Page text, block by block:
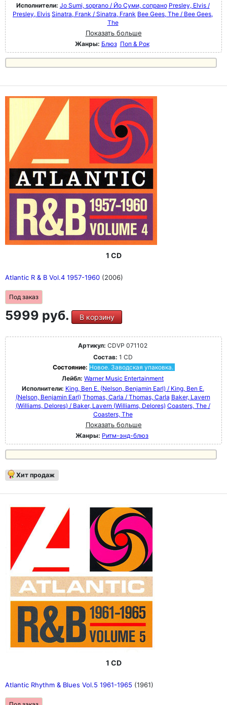
Исполнители: Jo Sumi, soprano / Йо Суми, сопрано Presley, Elvis /
Presley, Elvis Sinatra, Frank / Sinatra, Frank Bee Gees, The / Bee Gees,
The
Показать больше
Жанры: Блюз Поп & Рок
1 CD
Atlantic R & B Vol.4 1957-1960 (2006)
Под заказ
5999 руб. В корзину
Артикул: CDVP 071102
Состав: 1 CD
Состояние: Новое. Заводская упаковка.
Лейбл: Warner Music Entertainment
Исполнители: King, Ben E. (Nelson, Benjamin Earl) / King, Ben E.
(Nelson, Benjamin Earl) Thomas, Carla / Thomas, Carla Baker, Lavern
(Williams, Delores) / Baker, Lavern (Williams, Delores) Coasters, The /
Coasters, The
Показать больше
Жанры: Ритм-энд-блюз
Хит продаж
1 CD
Atlantic Rhythm & Blues Vol.5 1961-1965 (1961)